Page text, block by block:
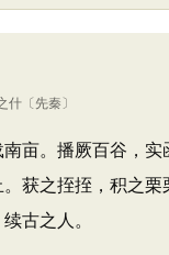
什 〔先秦〕
亩。播厥百谷，
获之挃挃，积之
古之人。